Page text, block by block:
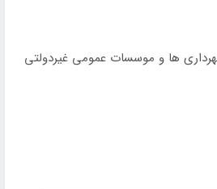
ها و موسسات عمومی غیردولتی